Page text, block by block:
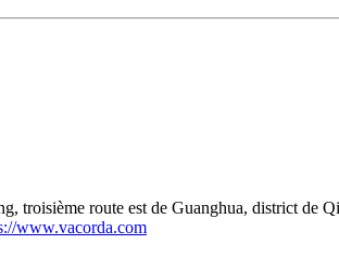
troisième route est de Guanghua, district de
www.vacorda.com